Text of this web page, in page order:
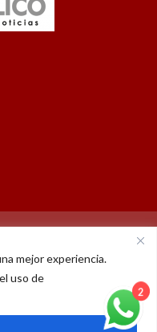
mejor experiencia.
uso de
de privacidad
X
Católico | 14 años
2